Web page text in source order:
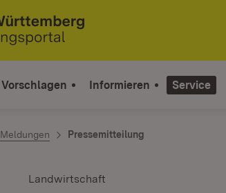
Vorschlagen Informieren Service
Meldungen Pressemitteilung
Landwirtschaft